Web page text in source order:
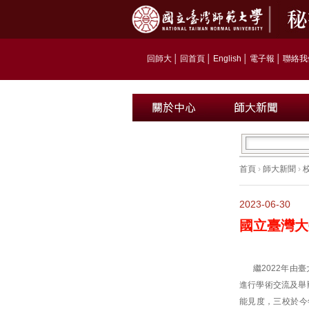
回師大 回首頁 English 電子報 聯絡
首頁 › 師大新聞 ›
2023-06-30
國立臺灣
繼2022年由臺
進行學術交流及
能見度，三校於